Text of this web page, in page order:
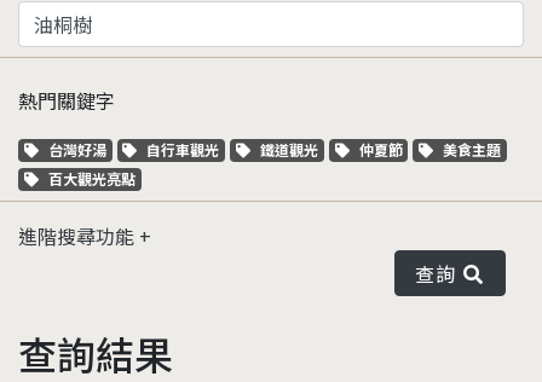
熱門關鍵字
關鍵字標籤
台灣好湯 關鍵字標籤
自行車觀光 關鍵字標籤
鐵道觀光 關鍵字標籤
仲夏節 關鍵字標籤
美食主題
關鍵字標籤
百大觀光亮點
進階搜尋功能
查詢
查詢結果